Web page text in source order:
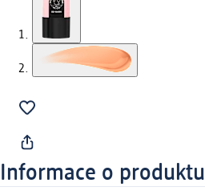
Informace o produktu